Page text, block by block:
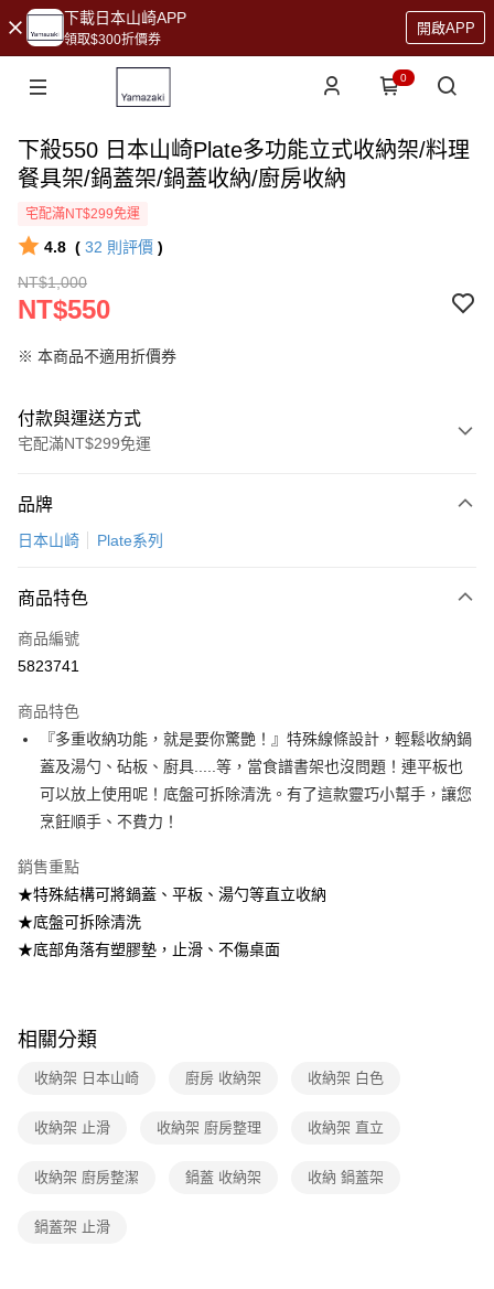
下載日本山崎APP
領取$300折價券
開啟APP
0
下殺550 日本山崎Plate多功能立式收納架/料理
餐具架/鍋蓋架/鍋蓋收納/廚房收納
宅配滿NT$299免運
4.8 ( 32 則評價 )
NT$1,000
NT$550
※ 本商品不適用折價券
付款與運送方式
宅配滿NT$299免運
信用卡一次付款
Apple Pay
悠遊付
全盈+PAY
大哥付你分期
相關說明
【大哥付你分期使用說明】
1.本服務由台灣大哥大提供，台灣大哥大用戶可立即使用無須另外申請。
流程，驗證手機門號後，選擇欲分期的期數、繳款截止日，確認付款後即完
成交易。
3.實際核准額度、可分期數及費用金額請依後續交易確認頁面所載為準。
4.訂單成立30分鐘內，如未前往確認交易或遇審核未通過，訂單將自動取
消。如遇「轉專審核」未通過狀況，表示未達大哥付你分期系統評分，恕無
醒簡訊。
2.透過簡訊連結打開帳單後，可選擇「超商條碼／台灣大直營門市／銀行轉
帳／街口支付／iPASS MONEY」等通路繳費。
1.本服務係由「台灣大哥大股份有限公司」（以下簡稱本公司）所提供，讓
買賣價金債權讓與本公司後，依約使用本公司帳單繳交帳款。
由本公司與您本人進行分期帳單所需資料之確認、核對及更正。
ATM付款
運送方式
宅配【父親節大回饋】限時$299免運
每筆NT$150，滿NT$299(含以上)免運費
品牌
日本山崎 Plate系列
商品特色
商品編號
5823741
商品特色
『多重收納功能，就是要你驚艷！』特殊線條設計，輕鬆收納鍋
蓋及湯勺、砧板、廚具.....等，當食譜書架也沒問題！連平板也
可以放上使用呢！底盤可拆除清洗。有了這款靈巧小幫手，讓您
烹飪順手、不費力！
銷售重點
★特殊結構可將鍋蓋、平板、湯勺等直立收納
★底盤可拆除清洗
★底部角落有塑膠墊，止滑、不傷桌面
相關分類
收納架 日本山崎 廚房 收納架 收納架 白色
收納架 止滑 收納架 廚房整理 收納架 直立
收納架 廚房整潔 鍋蓋 收納架 收納 鍋蓋架
鍋蓋架 止滑